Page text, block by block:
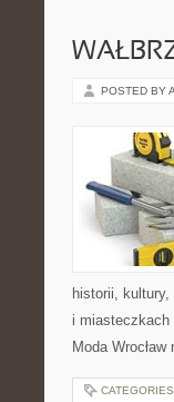
POSTED BY
historii,
i miasteczkach
Moda